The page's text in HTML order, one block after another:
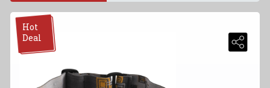
Hot
Deal